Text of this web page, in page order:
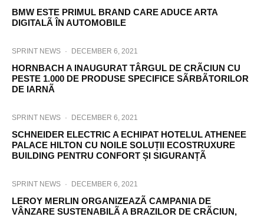
BMW ESTE PRIMUL BRAND CARE ADUCE ARTA
DIGITALÃ ÎN AUTOMOBILE
SPRINT NEWS · DECEMBER 6, 2021
HORNBACH A INAUGURAT TÂRGUL DE CRÃCIUN CU
PESTE 1.000 DE PRODUSE SPECIFICE SÃRBÃTORILOR
DE IARNÃ
SPRINT NEWS · DECEMBER 6, 2021
SCHNEIDER ELECTRIC A ECHIPAT HOTELUL ATHENEE
PALACE HILTON CU NOILE SOLUȚII ECOSTRUXURE
BUILDING PENTRU CONFORT ȘI SIGURANȚÃ
SPRINT NEWS · DECEMBER 6, 2021
LEROY MERLIN ORGANIZEAZÃ CAMPANIA DE
VÂNZARE SUSTENABILÃ A BRAZILOR DE CRÃCIUN,